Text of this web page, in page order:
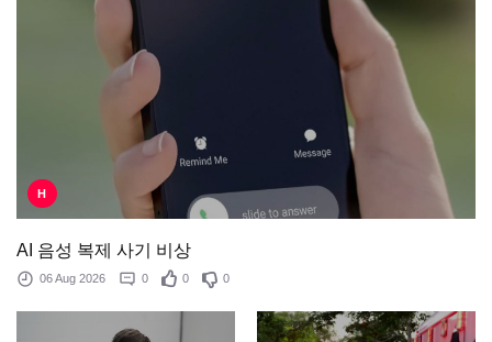
H
AI 음성 복제 사기 비상
06 Aug 2026 0 0 0